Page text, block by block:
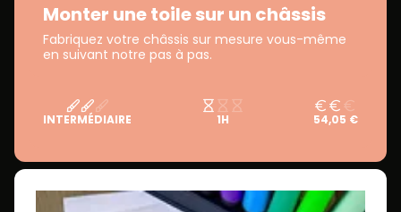
Monter une toile sur un châssis
Fabriquez votre châssis sur mesure vous-même
en suivant notre pas à pas.
INTERMÉDIAIRE 1H 54,05 €